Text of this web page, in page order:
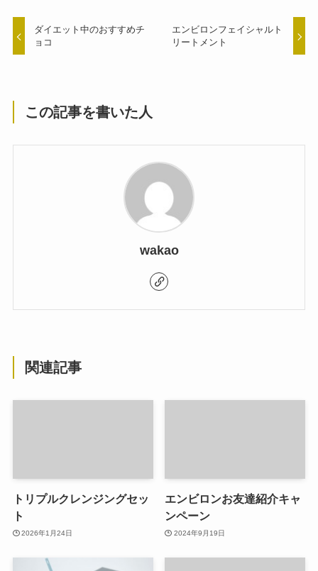
ダイエット中のおすすめチ
ョコ
エンビロンフェイシャルト
リートメント
この記事を書いた人
wakao
関連記事
トリプルクレンジングセッ
ト
2026年1月24日
エンビロンお友達紹介キャ
ンペーン
2024年9月19日